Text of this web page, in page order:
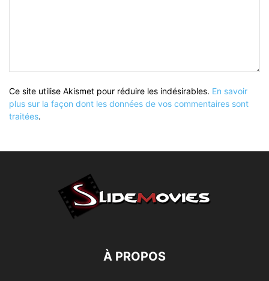
Ce site utilise Akismet pour réduire les indésirables. En savoir
plus sur la façon dont les données de vos commentaires sont
traitées.
À PROPOS